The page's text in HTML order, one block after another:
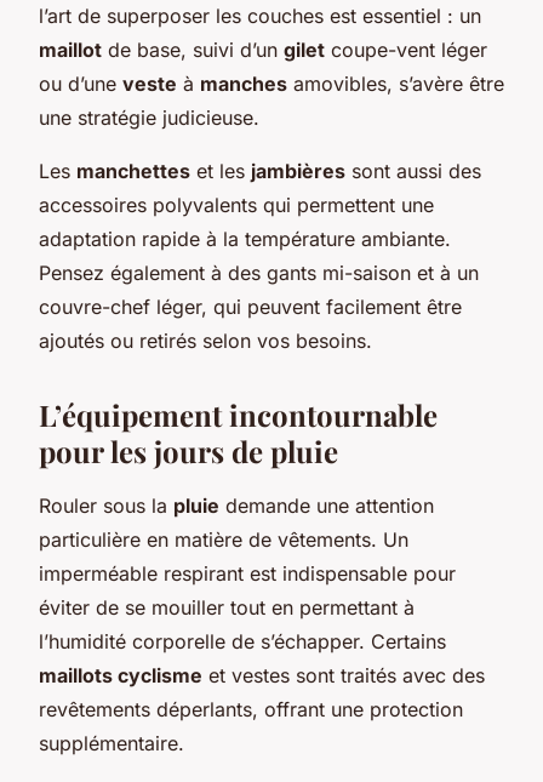
l’art de superposer les couches est essentiel : un
maillot de base, suivi d’un gilet coupe-vent léger
ou d’une veste à manches amovibles, s’avère être
une stratégie judicieuse.
Les manchettes et les jambières sont aussi des
accessoires polyvalents qui permettent une
adaptation rapide à la température ambiante.
Pensez également à des gants mi-saison et à un
couvre-chef léger, qui peuvent facilement être
ajoutés ou retirés selon vos besoins.
L’équipement incontournable
pour les jours de pluie
Rouler sous la pluie demande une attention
particulière en matière de vêtements. Un
imperméable respirant est indispensable pour
éviter de se mouiller tout en permettant à
l’humidité corporelle de s’échapper. Certains
maillots cyclisme et vestes sont traités avec des
revêtements déperlants, offrant une protection
supplémentaire.